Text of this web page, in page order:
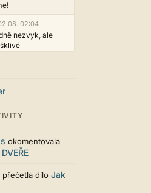
02:04
nezvyk, ale
jde vidět,
do chatu je
pořádku,
varianta nového
místech
příliš velké
místním
je styl dobře
okomentovala
přečetla dílo Jak